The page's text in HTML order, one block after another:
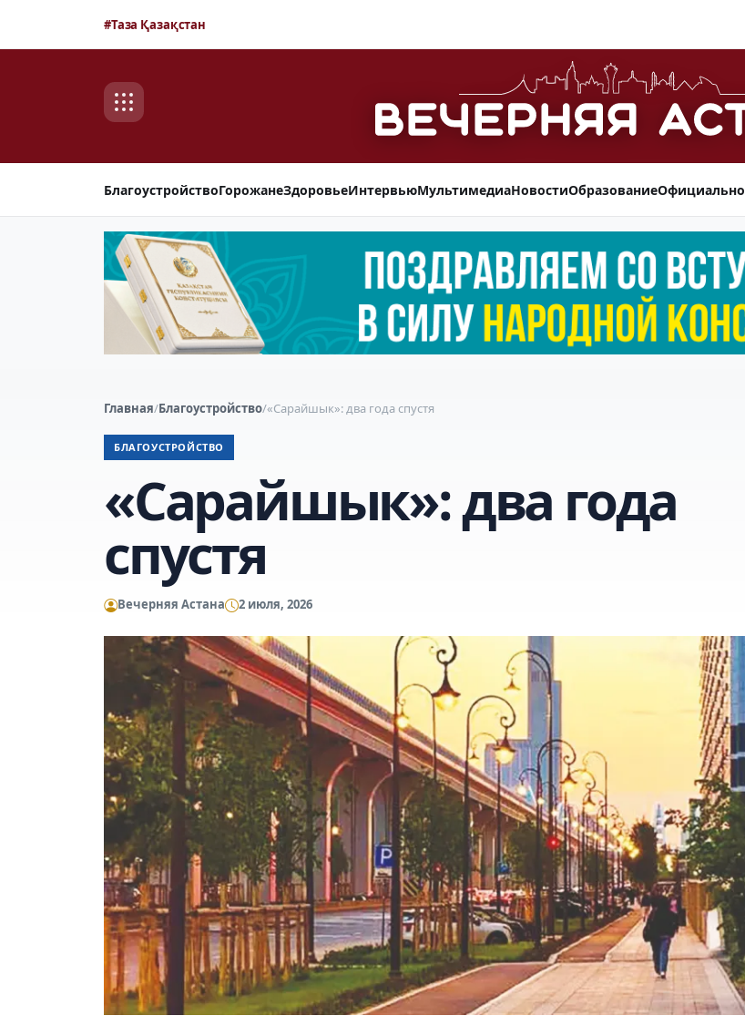
#Таза Қазақстан
БлагоустройствоГорожанеЗдоровьеИнтервьюМультимедиаНовостиОбразованиеОфициально
Главная/Благоустройство/«Сарайшык»: два года спустя
БЛАГОУСТРОЙСТВО
«Сарайшык»: два года
спустя
Вечерняя Астана 2 июля, 2026